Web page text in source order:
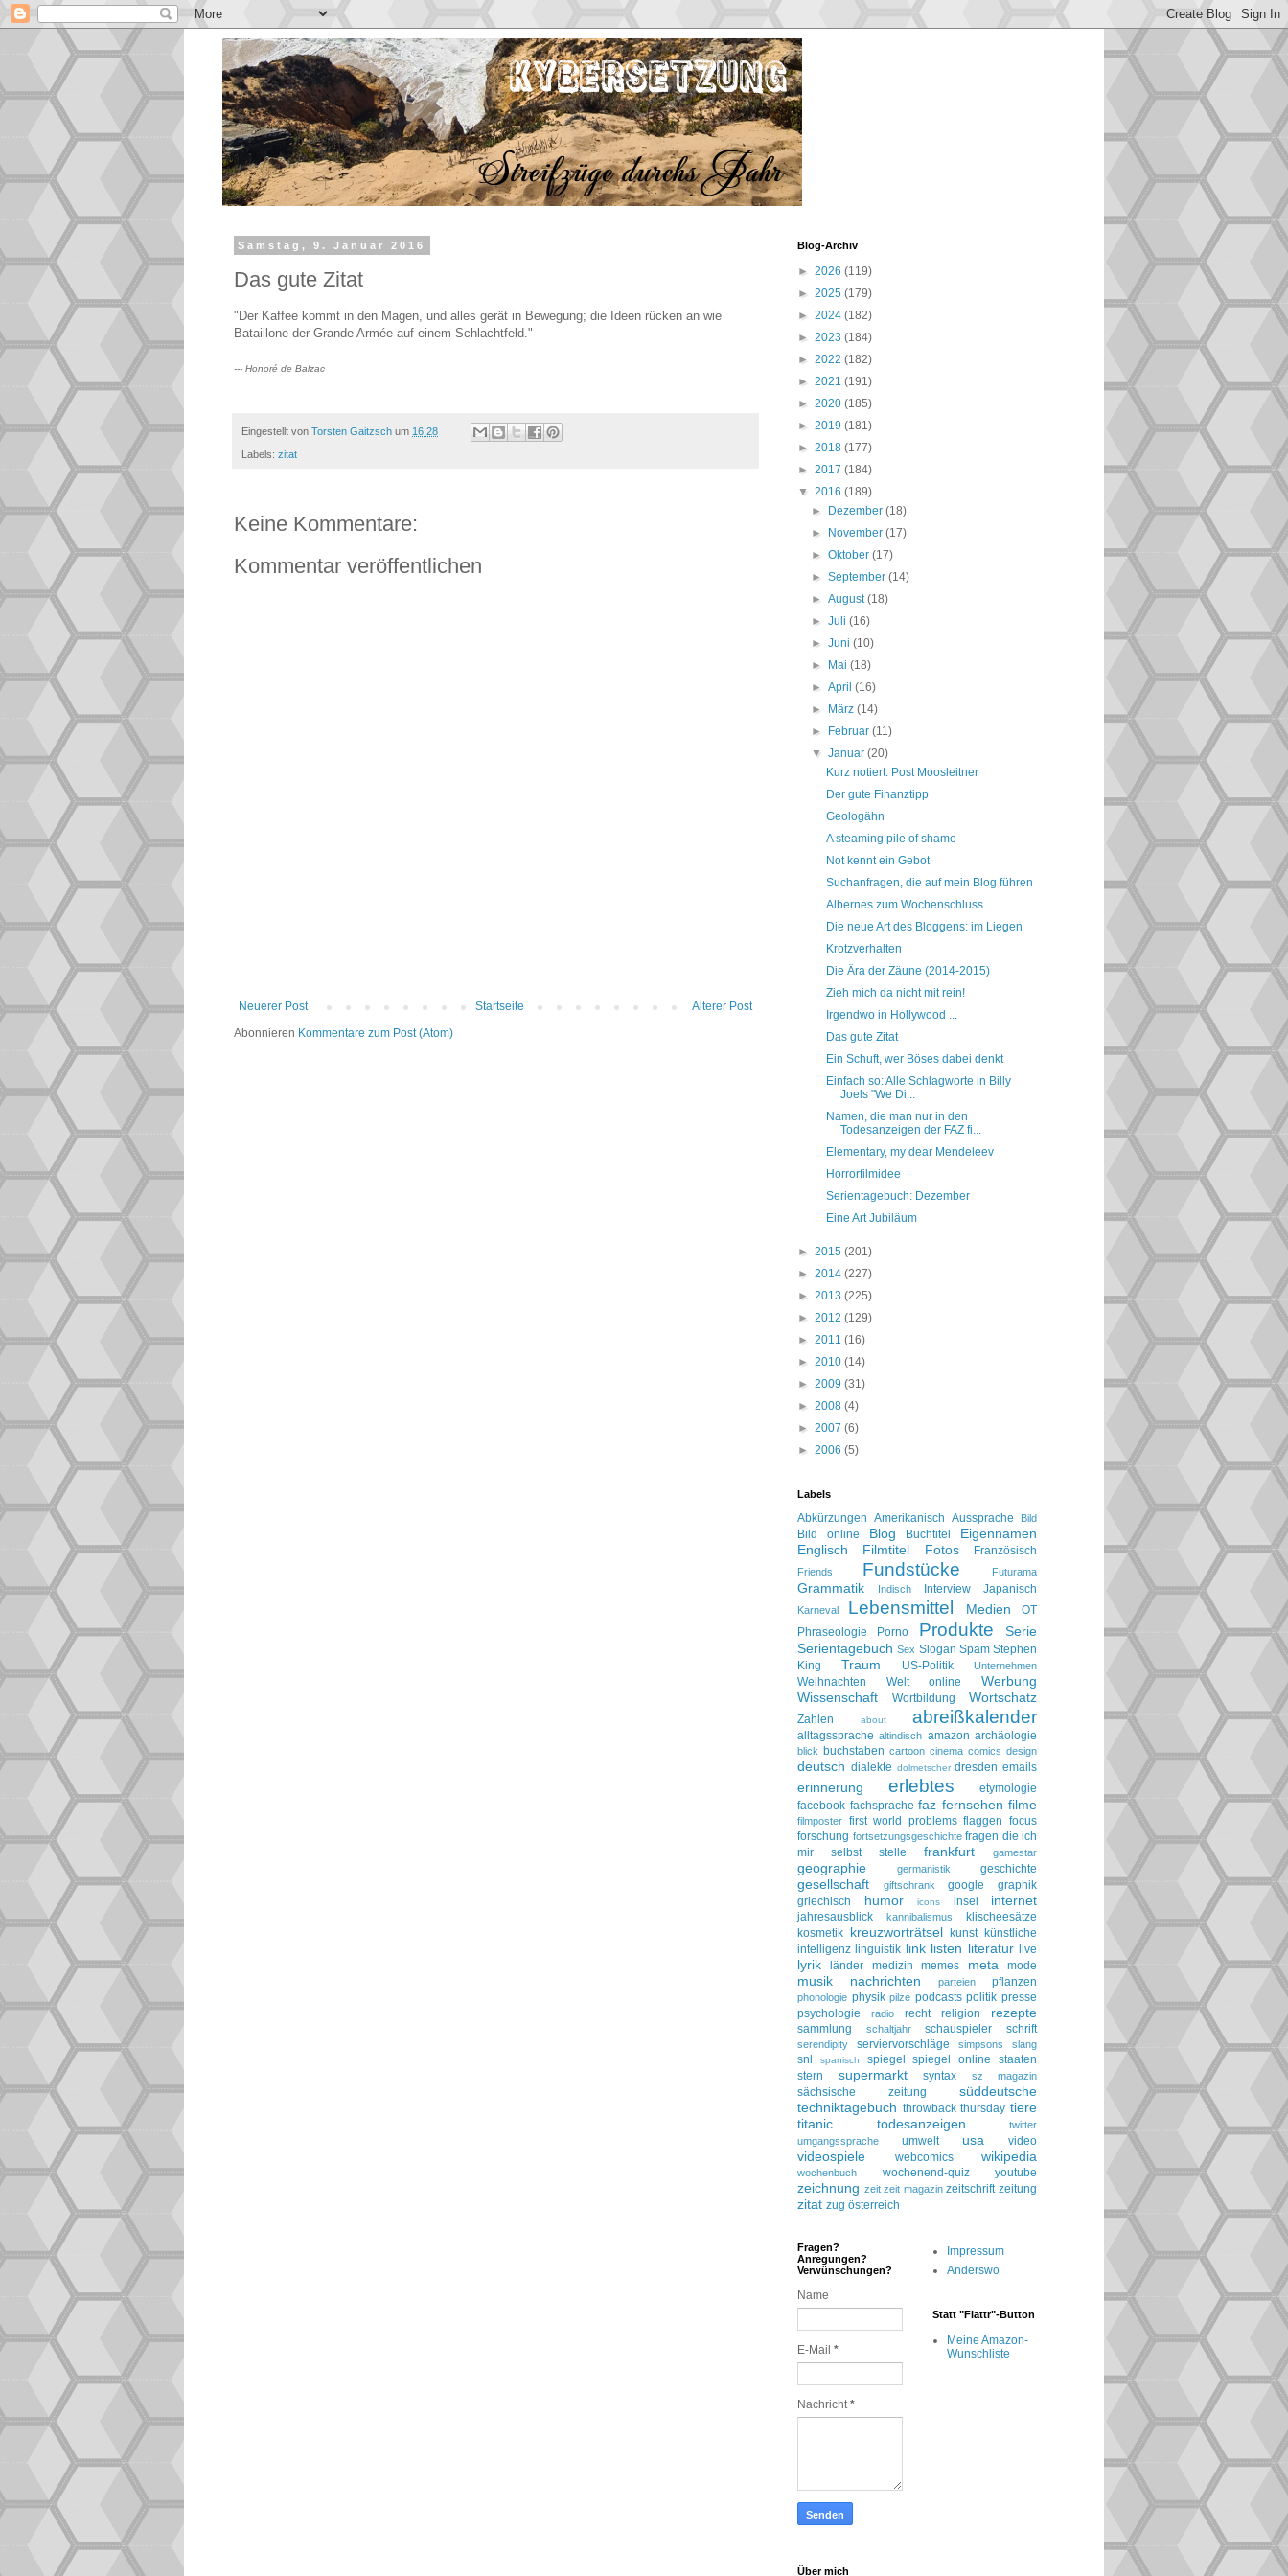
Samstag, 9. Januar 2016
Das gute Zitat
"Der Kaffee kommt in den Magen, und alles gerät in Bewegung; die Ideen rücken an wie
Bataillone der Grande Armée auf einem Schlachtfeld."
--- Honoré de Balzac
Eingestellt von Torsten Gaitzsch um 16:28
Labels: zitat
Keine Kommentare:
Kommentar veröffentlichen
Neuerer Post Älterer Post
Startseite
Abonnieren Kommentare zum Post (Atom)
Blog-Archiv
► 2026 (119)
► 2025 (179)
► 2024 (182)
► 2023 (184)
► 2022 (182)
► 2021 (191)
► 2020 (185)
► 2019 (181)
► 2018 (177)
► 2017 (184)
▼ 2016 (189)
►
Dezember(18)
►
November(17)
►Oktober(17)
►September(14)
►August(18)
►Juli(16)
►Juni(10)
►
Mai(18)
►April(16)
►
März(14)
►
Februar(11)
▼Januar(20)
Kurz notiert: Post Moosleitner
Der gute Finanztipp
Geologähn
A steaming pile of shame
Not kennt ein Gebot
Suchanfragen, die auf mein Blog führen
Albernes zum Wochenschluss
Die neue Art des Bloggens: im Liegen
Krotzverhalten
Die Ära der Zäune (2014-2015)
Zieh mich da nicht mit rein!
Irgendwo in Hollywood ...
Das gute Zitat
Ein Schuft, wer Böses dabei denkt
Einfach so: Alle Schlagworte in Billy
Joels "We Di...
Namen, die man nur in den
Todesanzeigen der FAZ fi...
Elementary, my dear Mendeleev
Horrorfilmidee
Serientagebuch: Dezember
Eine Art Jubiläum
► 2015 (201)
► 2014 (227)
► 2013 (225)
► 2012 (129)
► 2011 (16)
► 2010 (14)
► 2009 (31)
► 2008 (4)
► 2007 (6)
► 2006 (5)
Labels
Abkürzungen Amerikanisch Aussprache Bild
Bild online Blog Buchtitel
Eigennamen
Englisch
Filmtitel Fotos Französisch
Friends Fundstücke Futurama
Grammatik Indisch Interview Japanisch
Karneval Lebensmittel Medien
OT
Phraseologie
Porno Produkte
Serie
Serientagebuch Sex Slogan Spam Stephen
King
Traum US-Politik Unternehmen
Weihnachten Welt online
Werbung
Wissenschaft
Wortbildung Wortschatz
Zahlen about abreißkalender
alltagssprache altindisch amazon archäologie
blick buchstaben cartoon cinema comics design
deutsch dialekte dolmetscher dresden emails
erinnerung erlebtes
etymologie
facebook fachsprache faz fernsehen filme
filmposter first world problems flaggen focus
forschung fortsetzungsgeschichte fragen die ich
mir selbst stelle
frankfurt gamestar
geographie germanistik geschichte
gesellschaft giftschrank google
graphik
griechisch
humor icons insel internet
jahresausblick kannibalismus
klischeesätze
kosmetik kreuzworträtsel kunst
künstliche
intelligenz linguistik link listen literatur live
lyrik länder medizin memes meta mode
musik nachrichten parteien pflanzen
phonologie physik pilze podcasts politik presse
psychologie
radio recht religion rezepte
sammlung schaltjahr schauspieler schrift
serendipity serviervorschläge simpsons slang
snl spanisch spiegel spiegel online
staaten
stern
supermarkt syntax sz magazin
sächsische zeitung
süddeutsche
techniktagebuch throwback thursday tiere
titanic
todesanzeigen
twitter
umgangssprache
umwelt usa video
videospiele webcomics wikipedia
wochenbuch wochenend-quiz youtube
zeichnung zeit zeit magazin zeitschrift zeitung
zitat zug österreich
Fragen?
Anregungen?
Verwünschungen?
Name
E-Mail *
Nachricht*
Impressum
Anderswo
Statt "Flattr"-Button
Meine Amazon-
Wunschliste
Über mich